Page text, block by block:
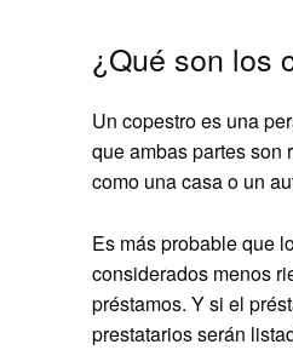
¿Qué son los
Un copestro es una
que ambas partes son
como una casa o un
Es más probable que
considerados menos
préstamos. Y si el
prestatarios serán